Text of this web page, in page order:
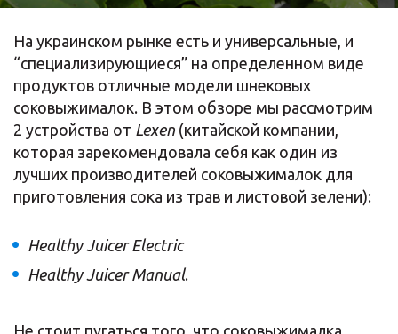
На украинском рынке есть и универсальные, и
“специализирующиеся” на определенном виде
продуктов отличные модели шнековых
соковыжималок. В этом обзоре мы рассмотрим
2 устройства от Lexen (китайской компании,
которая зарекомендовала себя как один из
лучших производителей соковыжималок для
приготовления сока из трав и листовой зелени):
Healthy Juicer Electric
Healthy Juicer Manual.
Не стоит пугаться того, что соковыжималка